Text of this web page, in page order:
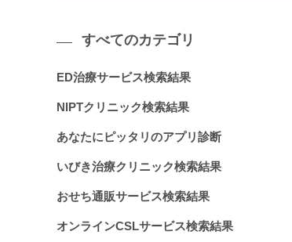
すべてのカテゴリ
ED治療サービス検索結果
NIPTクリニック検索結果
あなたにピッタリのアプリ診断
いびき治療クリニック検索結果
おせち通販サービス検索結果
オンラインCSLサービス検索結果